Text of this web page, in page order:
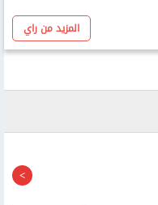
المزيد من راي